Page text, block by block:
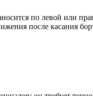
по левой или
после касания